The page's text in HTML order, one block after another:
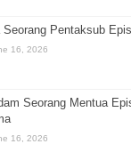
Seorang Pentaksub
16, 2026
Seorang Mentua
16, 2026